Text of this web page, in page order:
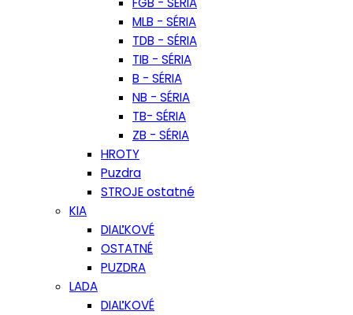
MLB - SÉRIA
TDB - SÉRIA
TIB - SÉRIA
B - SÉRIA
NB - SÉRIA
TB- SÉRIA
ZB - SÉRIA
HROTY
Puzdra
STROJE ostatné
KIA
DIAĽKOVÉ
OSTATNÉ
PUZDRA
LADA
DIAĽKOVÉ